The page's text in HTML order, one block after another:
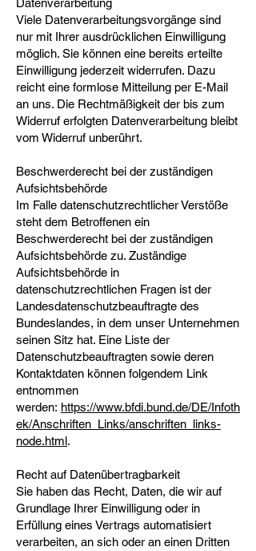
Datenverarbeitung
Viele Datenverarbeitungsvorgänge sind
nur mit Ihrer ausdrücklichen Einwilligung
möglich. Sie können eine bereits erteilte
Einwilligung jederzeit widerrufen. Dazu
reicht eine formlose Mitteilung per E-Mail
an uns. Die Rechtmäßigkeit der bis zum
Widerruf erfolgten Datenverarbeitung bleibt
vom Widerruf unberührt.
Beschwerderecht bei der zuständigen
Aufsichtsbehörde
Im Falle datenschutzrechtlicher Verstöße
steht dem Betroffenen ein
Beschwerderecht bei der zuständigen
Aufsichtsbehörde zu. Zuständige
Aufsichtsbehörde in
datenschutzrechtlichen Fragen ist der
Landesdatenschutzbeauftragte des
Bundeslandes, in dem unser Unternehmen
seinen Sitz hat. Eine Liste der
Datenschutzbeauftragten sowie deren
Kontaktdaten können folgendem Link
entnommen
werden: https://www.bfdi.bund.de/DE/Infoth
ek/Anschriften_Links/anschriften_links-
node.html.
Recht auf Datenübertragbarkeit
Sie haben das Recht, Daten, die wir auf
Grundlage Ihrer Einwilligung oder in
Erfüllung eines Vertrags automatisiert
verarbeiten, an sich oder an einen Dritten